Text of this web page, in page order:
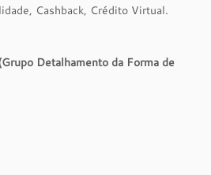
Cashback, Crédito Virtual.
Detalhamento da Forma de